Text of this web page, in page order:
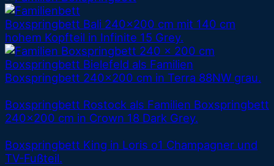
Boxspringbett Bali 240x200 cm mit 140 cm
hohem Kopfteil in Infinite 15 Grey.
Boxspringbett Bielefeld als Familien
Boxspringbett 240x200 cm in Terra 88NW grau.
Boxspringbett Rostock als Familien Boxspringbett
240x200 cm in Crown 18 Dark Grey.
Boxspringbett King in Loris o1 Champagner und
TV-Fußteil.